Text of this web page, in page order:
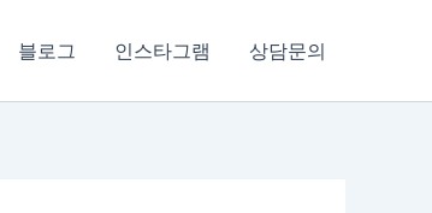
블로그 인스타그램 상담문의